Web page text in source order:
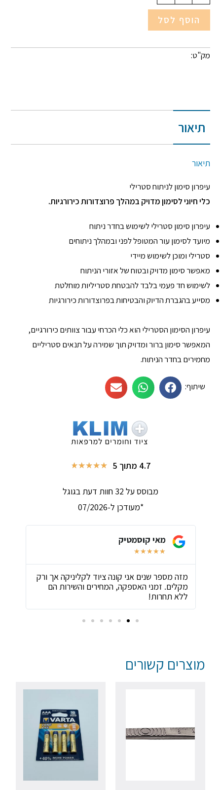
הוסף לסל
מק"ט:
תיאור
תיאור
עיפרון סימון לניתוח סטרילי
כלי חיוני לסימון מדויק במהלך פרוצדורות כירורגיות.
עיפרון סימון סטרילי לשימוש בחדר ניתוח
מיועד לסימון עור המטופל לפני ובמהלך ניתוחים
סטרילי ומוכן לשימוש מיידי
מאפשר סימון מדויק ובטוח של אזורי הניתוח
לשימוש חד פעמי בלבד להבטחת סטריליות מוחלטת
מסייע בהגברת הדיוק והבטיחות בפרוצדורות כירורגיות
עיפרון הסימון הסטרילי הוא כלי הכרחי עבור צוותים כירורגיים,
המאפשר סימון ברור ומדויק תוך שמירה על תנאים סטריליים
מחמירים בחדר הניתוח.
שיתוף:
4.7 מתוך 5 ★
★
★
★
★
מבוסס על 32 חוות דעת בגוגל
*מעודכן ל-07/2026
מאי קוסמטיק
★
★
★
★
★
מזה מספר שנים אני קונה ציוד לקליניקה אך ורק
מקלים. זמני האספקה, המחירים והשירות הם
ללא תחרות!
מוצרים קשורים